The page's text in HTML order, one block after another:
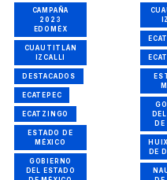
CAMPAÑA
2023
EDOMÉX
CUAUTITLÁN
IZCALLI
DESTACADOS
ECATEPEC
ECATZINGO
ESTADO DE
MÉXICO
GOBIERNO
DEL ESTADO
DE